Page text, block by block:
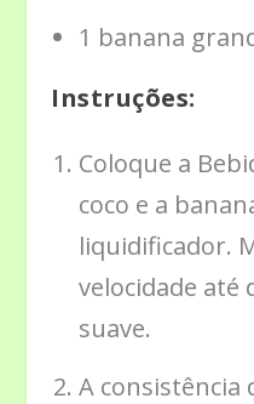
1 banana
Instruções:
Coloque a
coco e a
liquidificador.
velocidade até
suave.
A consistência